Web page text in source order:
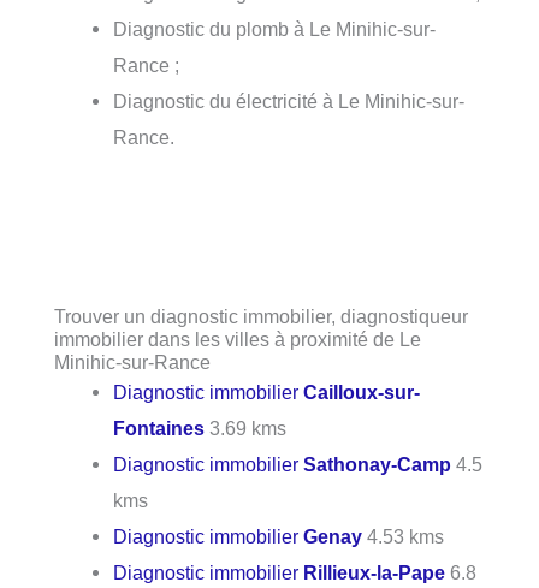
Diagnostic du plomb à Le Minihic-sur-
Rance ;
Diagnostic du électricité à Le Minihic-sur-
Rance.
Trouver un diagnostic immobilier, diagnostiqueur
immobilier dans les villes à proximité de Le
Minihic-sur-Rance
Diagnostic immobilierCailloux-sur-
Fontaines 3.69 kms
Diagnostic immobilierSathonay-Camp 4.5
kms
Diagnostic immobilierGenay 4.53 kms
Diagnostic immobilier Rillieux-la-Pape 6.8